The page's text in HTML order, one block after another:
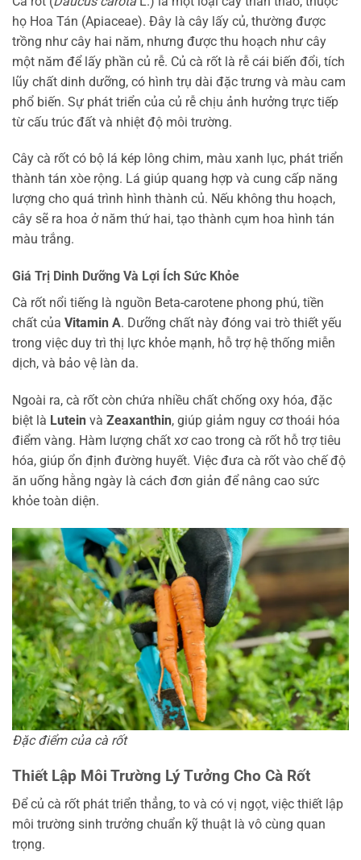
họ Hoa Tán (Apiaceae). Đây là cây lấy củ, thường được
trồng như cây hai năm, nhưng được thu hoạch như cây
một năm để lấy phần củ rễ. Củ cà rốt là rễ cái biến đổi, tích
lũy chất dinh dưỡng, có hình trụ dài đặc trưng và màu cam
phổ biến. Sự phát triển của củ rễ chịu ảnh hưởng trực tiếp
từ cấu trúc đất và nhiệt độ môi trường.
Cây cà rốt có bộ lá kép lông chim, màu xanh lục, phát triển
thành tán xòe rộng. Lá giúp quang hợp và cung cấp năng
lượng cho quá trình hình thành củ. Nếu không thu hoạch,
cây sẽ ra hoa ở năm thứ hai, tạo thành cụm hoa hình tán
màu trắng.
Giá Trị Dinh Dưỡng Và Lợi Ích Sức Khỏe
Cà rốt nổi tiếng là nguồn Beta-carotene phong phú, tiền
chất của Vitamin A. Dưỡng chất này đóng vai trò thiết yếu
trong việc duy trì thị lực khỏe mạnh, hỗ trợ hệ thống miễn
dịch, và bảo vệ làn da.
Ngoài ra, cà rốt còn chứa nhiều chất chống oxy hóa, đặc
biệt là Lutein và Zeaxanthin, giúp giảm nguy cơ thoái hóa
điểm vàng. Hàm lượng chất xơ cao trong cà rốt hỗ trợ tiêu
hóa, giúp ổn định đường huyết. Việc đưa cà rốt vào chế độ
ăn uống hằng ngày là cách đơn giản để nâng cao sức
khỏe toàn diện.
Đặc điểm của cà rốt
Thiết Lập Môi Trường Lý Tưởng Cho Cà Rốt
Để củ cà rốt phát triển thẳng, to và có vị ngọt, việc thiết lập
môi trường sinh trưởng chuẩn kỹ thuật là vô cùng quan
trọng.